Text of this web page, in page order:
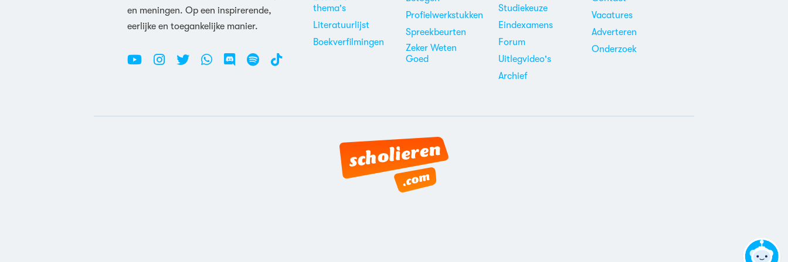
en meningen. Op een inspirerende,
eerlijke en toegankelijke manier.
thema's
Literatuurlijst
Boekverfilmingen
Profielwerkstukken
Spreekbeurten
Zeker Weten
Goed
Studiekeuze
Eindexamens
Forum
Uitlegvideo's
Archief
Vacatures
Adverteren
Onderzoek